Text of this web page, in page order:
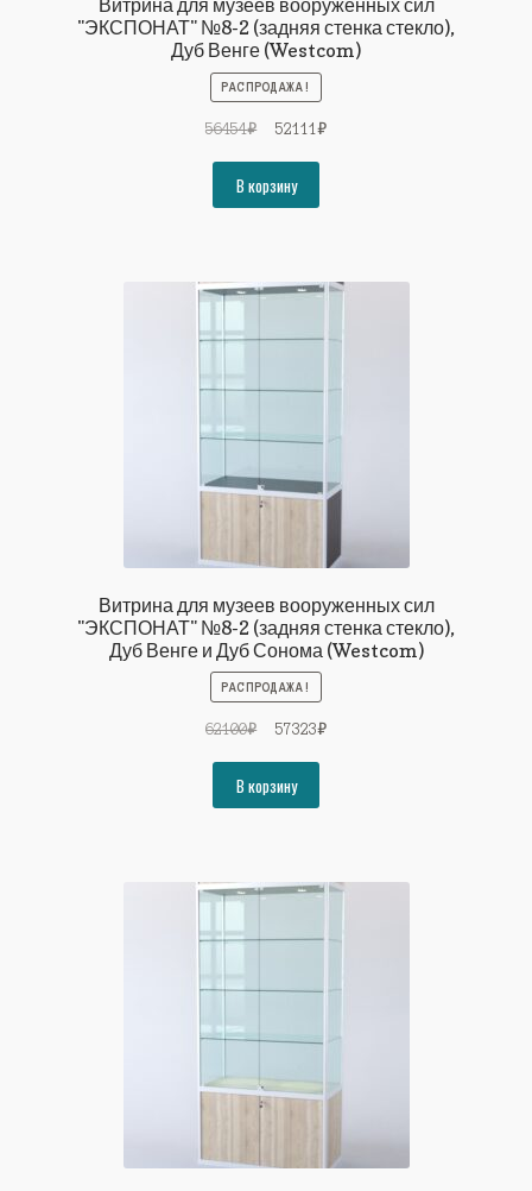
"ЭКСПОНАТ" №8-2 (задняя стенка стекло),
Дуб Венге (Westcom)
РАСПРОДАЖА!
56454₽
Первоначальная
составляла
56454₽.
52111 ₽Текущая
В корзину
Витрина для музеев вооруженных сил
"ЭКСПОНАТ" №8-2 (задняя стенка стекло),
Дуб Венге и Дуб Сонома (Westcom)
РАСПРОДАЖА!
62100₽
Первоначальная
составляла
62100₽.
57323₽Текущая
В корзину